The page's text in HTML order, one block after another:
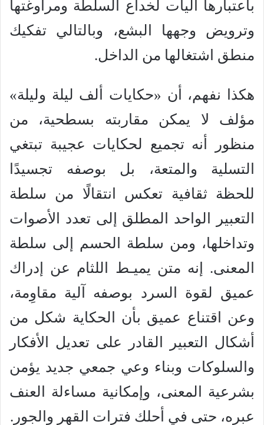
باعتبارها آليات لخداع السلطة ومراوغتها
وترويض وجهها البشع، وبالتالي تفكيك
منطق اشتغالها من الداخل.
هكذا نفهم، أن «حكايات ألف ليلة وليلة»
مؤلف لا يمكن مقاربته بسطحية، من
منظور أنه تجميع لحكايات عجيبة تبتغي
التسلية والمتعة، بل بوصفه تجسيدًا
للحظة ثقافية تعكس انتقالًا من سلطة
التعبير الواحد المطلق إلى تعدد الأصوات
وتداخلها، ومن سلطة الحسم إلى سلطة
المعنى. إنه متن يميـط اللثام عن إدراك
عميق لقوة السرد بوصفه آلية مقاوِمة،
وعن اقتناع عميق بأن الحكاية شكل من
أشكال التعبير القادر على تعديل الأفكار
والسلوكات وبناء وعي جمعي جديد يؤمن
بشرعية المعنى، وإمكانية مساءلة العنف
عبره، حتى في أحلك فترات القهر والجور.